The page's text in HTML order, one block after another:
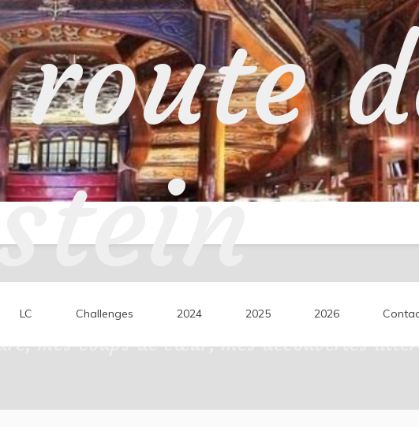
mes coups de cœur, mes découvertes
LC Challenges 2024 2025 2026